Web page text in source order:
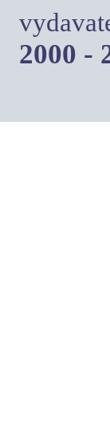
2000 -